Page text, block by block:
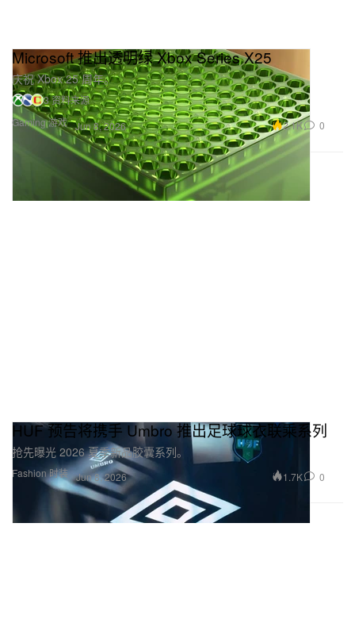
Gaming 游戏
Microsoft 推出透明绿 Xbox Series X25
庆祝 Xbox 25 周年。
3 资料来源
Jun 8, 2026
2.1K 0
Fashion 时装
HUF 预告将携手 Umbro 推出足球球衣联乘系列
抢先曝光 2026 夏季新品胶囊系列。
Jun 8, 2026 1.7K 0